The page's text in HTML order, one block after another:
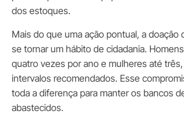
dos estoques.
Mais do que uma ação pontual, a doação
se tornar um hábito de cidadania.
quatro vezes por ano e mulheres até
intervalos recomendados. Esse
toda a diferença para manter os bancos
abastecidos.